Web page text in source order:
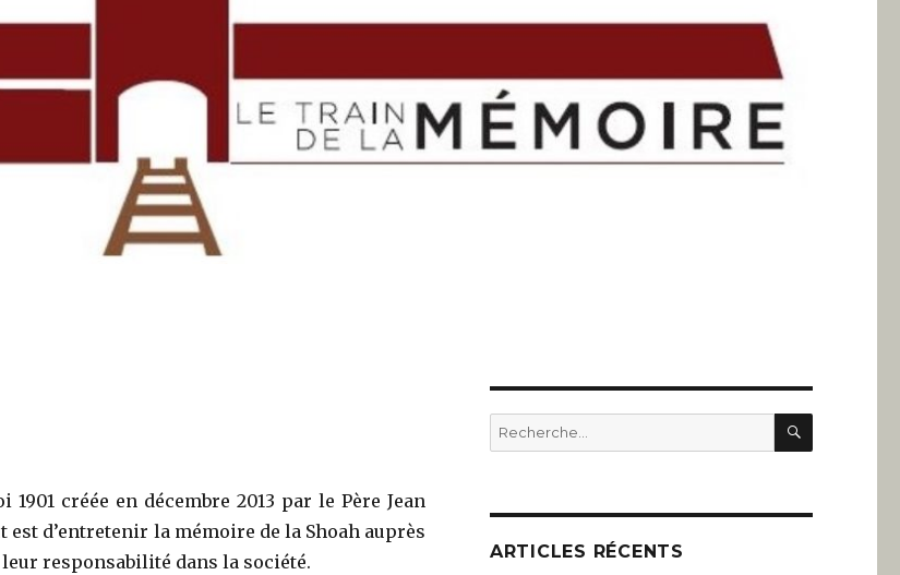
créée en décembre 2013 par le Père Jean
d’entretenir la mémoire de la Shoah auprès
responsabilité dans la société.
Recherche
pour
ARTICLES RÉCENTS